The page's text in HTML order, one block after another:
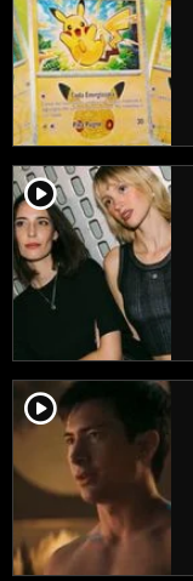
player2
player2